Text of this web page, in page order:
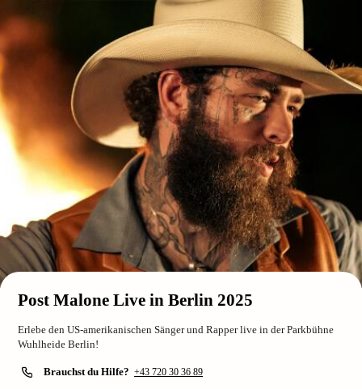
Post Malone Live in Berlin 2025
Erlebe den US-amerikanischen Sänger und Rapper live in der Parkbühne
Wuhlheide Berlin!
Brauchst du Hilfe? +43 720 30 36 89